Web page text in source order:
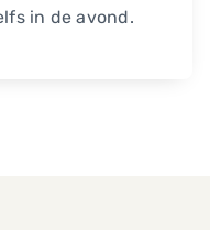
in de avond.